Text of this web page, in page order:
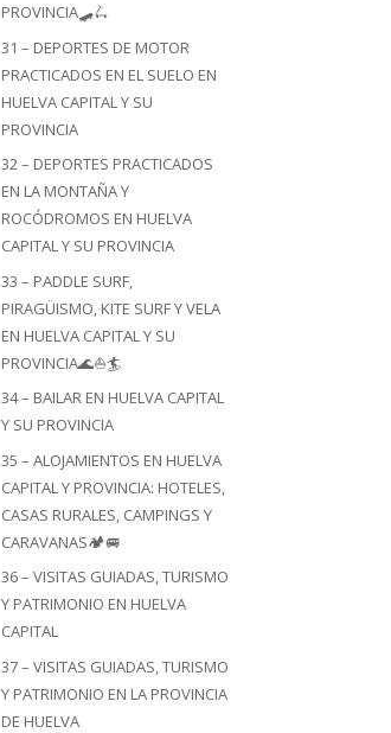
PROVINCIA🛹🛴
31 – DEPORTES DE MOTOR
PRACTICADOS EN EL SUELO EN
HUELVA CAPITAL Y SU
PROVINCIA
32 – DEPORTES PRACTICADOS
EN LA MONTAÑA Y
ROCÓDROMOS EN HUELVA
CAPITAL Y SU PROVINCIA
33 – PADDLE SURF,
PIRAGÜISMO, KITE SURF Y VELA
EN HUELVA CAPITAL Y SU
PROVINCIA🌊⛵🏄
34 – BAILAR EN HUELVA CAPITAL
Y SU PROVINCIA
35 – ALOJAMIENTOS EN HUELVA
CAPITAL Y PROVINCIA: HOTELES,
CASAS RURALES, CAMPINGS Y
CARAVANAS🏕️🚐
36 – VISITAS GUIADAS, TURISMO
Y PATRIMONIO EN HUELVA
CAPITAL
37 – VISITAS GUIADAS, TURISMO
Y PATRIMONIO EN LA PROVINCIA
DE HUELVA